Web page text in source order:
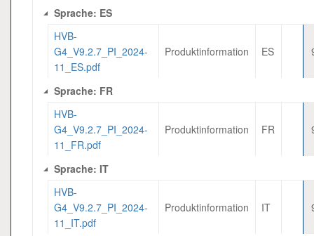
Sprache: ES
HVB-
G4_V9.2.7_PI_2024-
11_ES.pdf
Produktinformation ES
Sprache: FR
HVB-
G4_V9.2.7_PI_2024-
11_FR.pdf
Produktinformation FR
Sprache: IT
HVB-
G4_V9.2.7_PI_2024-
11_IT.pdf
Produktinformation IT